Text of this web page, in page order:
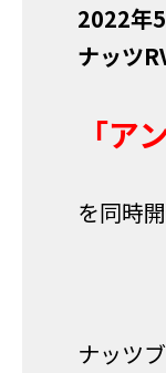
2022年
ナッツ
「ア
を同時
ナッツ